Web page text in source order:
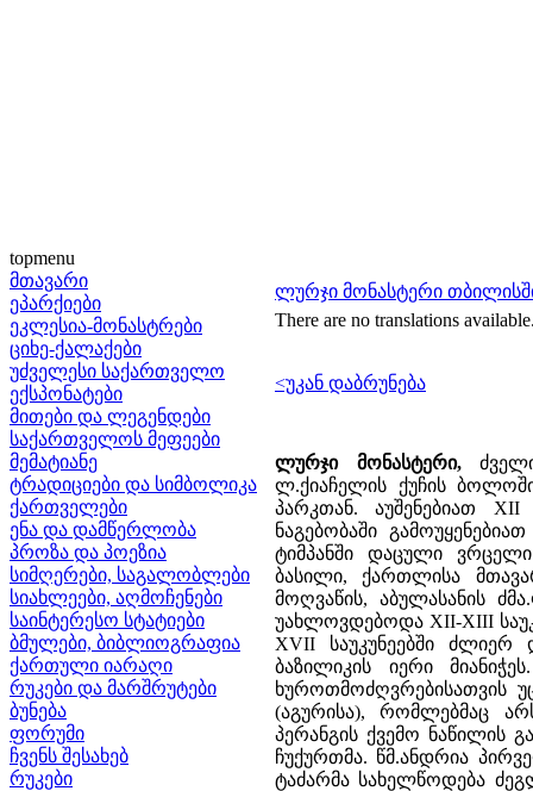
topmenu
მთავარი
ეპარქიები
ეკლესია-მონასტრები
ციხე-ქალაქები
უძველესი საქართველო
ექსპონატები
მითები და ლეგენდები
საქართველოს მეფეები
მემატიანე
ტრადიციები და სიმბოლიკა
ქართველები
ენა და დამწერლობა
პროზა და პოეზია
სიმღერები, საგალობლები
სიახლეები, აღმოჩენები
საინტერესო სტატიები
ბმულები, ბიბლიოგრაფია
ქართული იარაღი
რუკები და მარშრუტები
ბუნება
ფორუმი
ჩვენს შესახებ
რუკები
ლურჯი მონასტერი
There are no translations
<უკან დაბრუნება
ლურჯი მონასტერი,ძველი
ლ.ქიაჩელის ქუჩის
პარკთან. აუშენებიათ
ნაგებობაში
ტიმპანში დაცული
ბასილი, ქართლისა
მოღვაწის, აბულასანის
უახლოვდებოდა XII-XIII
XVII საუკუნეებში ძლიერ
ბაზილიკის იერი
ხუროთმოძღვრებისათვის
(აგურისა), რომლებმაც
პერანგის ქვემო ნაწილის
ჩუქურთმა. წმ.ანდრია
ტაძარმა სახელწოდება